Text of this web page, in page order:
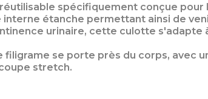
spécifiquement conçue pour
étanche permettant ainsi de
urinaire, cette culotte s'adapte
filigrame se porte près du corps, avec
stretch.